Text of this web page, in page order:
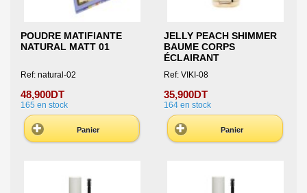
POUDRE MATIFIANTE
NATURAL MATT 01
Ref: natural-02
48,900DT
165 en stock
Panier
JELLY PEACH SHIMMER
BAUME CORPS
ÉCLAIRANT
Ref: VIKI-08
35,900DT
164 en stock
Panier